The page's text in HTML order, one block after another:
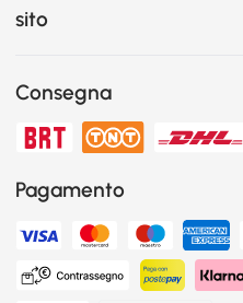
sito
Consegna
Pagamento